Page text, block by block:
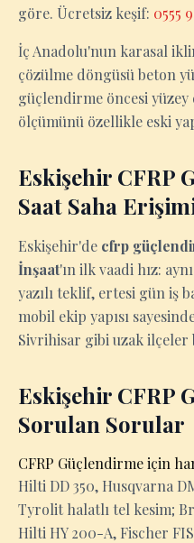
göre. Ücretsiz keşif: 0555
İç Anadolu'nun karasal
çözülme döngüsü beton
güçlendirme öncesi yüzey
ölçümünü özellikle eski
Eskişehir CFRP
Saat Saha
Eskişehir'de cfrp
İnşaat'ın ilk vaadi hız:
yazılı teklif, ertesi gün iş
mobil ekip yapısı
Sivrihisar gibi uzak ilçeler
Eskişehir CFRP
Sorulan Sorular
CFRP Güçlendirme için
Hilti DD 350, Husqvarna
Tyrolit halatlı tel kesim;
Hilti HY 200-A, Fischer